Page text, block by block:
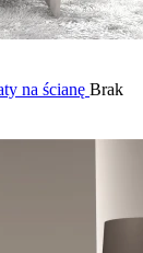
na ścianę Brak